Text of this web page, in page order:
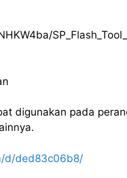
digunakan pada
d/ded83c06b8/